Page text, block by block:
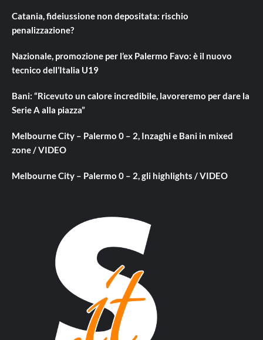
Catania, fideiussione non depositata: rischio
penalizzazione?
Nazionale, promozione per l’ex Palermo Favo: è il nuovo
tecnico dell’Italia U19
Bani: “Ricevuto un calore incredibile, lavoreremo per dare la
Serie A alla piazza”
Melbourne City – Palermo 0 – 2, Inzaghi e Bani in mixed
zone / VIDEO
Melbourne City – Palermo 0 – 2, gli highlights / VIDEO